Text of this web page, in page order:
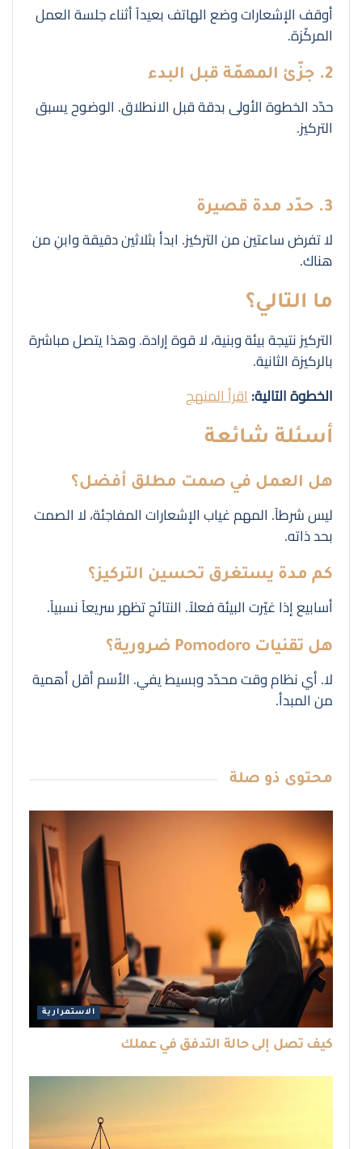
أوقف الإشعارات وضع الهاتف بعيداً أثناء جلسة العمل
المركّزة.
2. جزّئ المهمّة قبل البدء
حدّد الخطوة الأولى بدقة قبل الانطلاق. الوضوح يسبق
التركيز.
3. حدّد مدة قصيرة
لا تفرض ساعتين من التركيز. ابدأ بثلاثين دقيقة وابنِ من
هناك.
ما التالي؟
التركيز نتيجة بيئة وبنية، لا قوة إرادة. وهذا يتصل مباشرة
بالركيزة الثانية.
الخطوة التالية:اقرأ المنهج
أسئلة شائعة
هل العمل في صمت مطلق أفضل؟
ليس شرطاً. المهم غياب الإشعارات المفاجئة، لا الصمت
بحد ذاته.
كم مدة يستغرق تحسين التركيز؟
أسابيع إذا غيّرت البيئة فعلاً. النتائج تظهر سريعاً نسبياً.
هل تقنيات Pomodoro ضرورية؟
لا. أي نظام وقت محدّد وبسيط يفي. الأسم أقل أهمية
من المبدأ.
محتوى ذو صلة
الاستمرارية
كيف تصل إلى حالة التدفق في عملك